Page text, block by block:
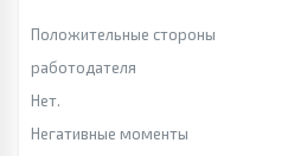
Положительные стороны
работодателя
Нет.
Негативные моменты